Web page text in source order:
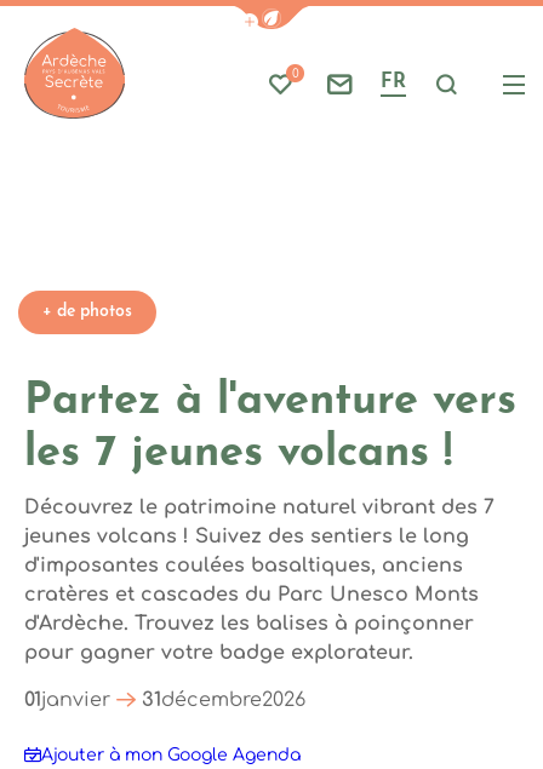
Afficher la barre de
Mes favoris
0
Nous contacter
FR Je
Partez à l'aventure vers
les 7 jeunes volcans !
Découvrez le patrimoine naturel vibrant des 7
jeunes volcans ! Suivez des sentiers le long
d'imposantes coulées basaltiques, anciens
cratères et cascades du Parc Unesco Monts
d'Ardèche. Trouvez les balises à poinçonner
pour gagner votre badge explorateur.
Photo 1, ©Parc naturel
+ de photos
Photo 4, ©Parc naturel régional des Monts d'Ardèche
01janvier 31décembre2026
Ajouter à mon Google Agenda